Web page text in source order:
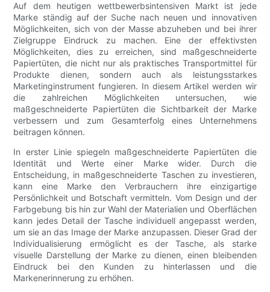
Auf dem heutigen wettbewerbsintensiven Markt ist jede
Marke ständig auf der Suche nach neuen und innovativen
Möglichkeiten, sich von der Masse abzuheben und bei ihrer
Zielgruppe Eindruck zu machen. Eine der effektivsten
Möglichkeiten, dies zu erreichen, sind maßgeschneiderte
Papiertüten, die nicht nur als praktisches Transportmittel für
Produkte dienen, sondern auch als leistungsstarkes
Marketinginstrument fungieren. In diesem Artikel werden wir
die zahlreichen Möglichkeiten untersuchen, wie
maßgeschneiderte Papiertüten die Sichtbarkeit der Marke
verbessern und zum Gesamterfolg eines Unternehmens
beitragen können.
In erster Linie spiegeln maßgeschneiderte Papiertüten die
Identität und Werte einer Marke wider. Durch die
Entscheidung, in maßgeschneiderte Taschen zu investieren,
kann eine Marke den Verbrauchern ihre einzigartige
Persönlichkeit und Botschaft vermitteln. Vom Design und der
Farbgebung bis hin zur Wahl der Materialien und Oberflächen
kann jedes Detail der Tasche individuell angepasst werden,
um sie an das Image der Marke anzupassen. Dieser Grad der
Individualisierung ermöglicht es der Tasche, als starke
visuelle Darstellung der Marke zu dienen, einen bleibenden
Eindruck bei den Kunden zu hinterlassen und die
Markenerinnerung zu erhöhen.